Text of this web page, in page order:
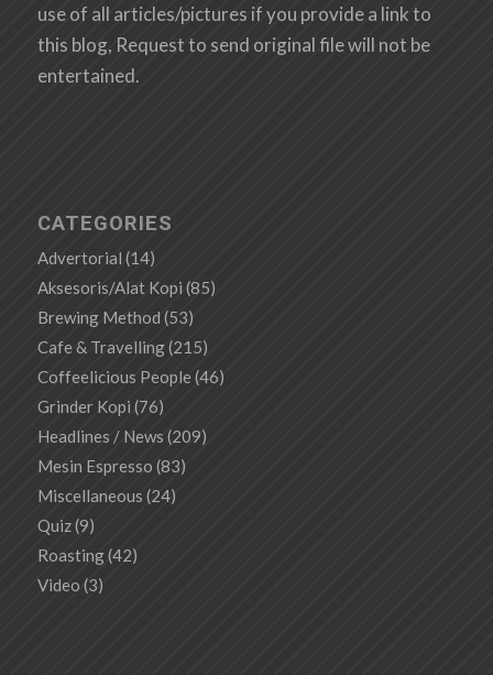
use of all articles/pictures if you provide a link to
this blog, Request to send original file will not be
entertained.
CATEGORIES
Advertorial (14)
Aksesoris/Alat Kopi (85)
Brewing Method (53)
Cafe & Travelling(215)
Coffeelicious People (46)
Grinder Kopi (76)
Headlines / News (209)
Mesin Espresso (83)
Miscellaneous (24)
Quiz(9)
Roasting(42)
Video (3)